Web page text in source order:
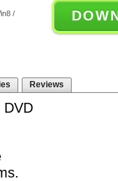
/
Reviews
DVD